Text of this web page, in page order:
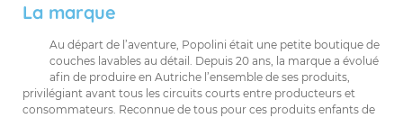
La marque
Au départ de l’aventure, Popolini était une petite boutique de
couches lavables au détail. Depuis 20 ans, la marque a évolué
afin de produire en Autriche l’ensemble de ses produits,
privilégiant avant tous les circuits courts entre producteurs et
consommateurs. Reconnue de tous pour ces produits enfants de